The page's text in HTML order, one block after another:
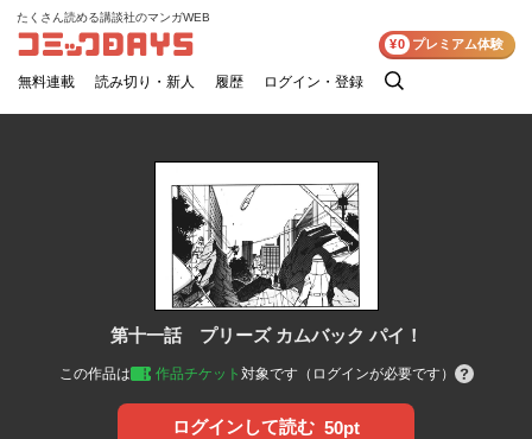
コミックDAYS
たくさん読める講談社のマンガWEB
無料連載 読み切り・新人 履歴 ログイン・登録
検
¥0 プレミアム体験
第十一話 プリーズ カムバック パイ！
この作品は 作品チケット 対象です（ログインが必要です）
ログインして読む 50pt